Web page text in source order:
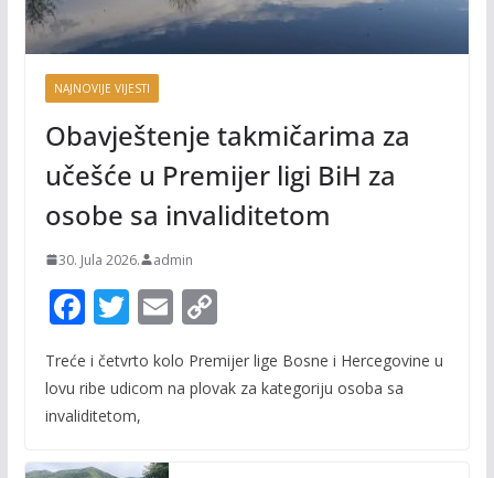
NAJNOVIJE VIJESTI
Obavještenje takmičarima za
učešće u Premijer ligi BiH za
osobe sa invaliditetom
30. Jula 2026. admin
F
e
b
T
itt
er
E
ai
C
p
Treće i četvrto kolo Premijer lige Bosne i Hercegovine u
lovu ribe udicom na plovak za kategoriju osoba sa
invaliditetom,